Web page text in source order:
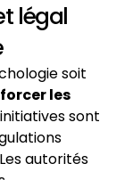
légal
soit
les
sont
autorités